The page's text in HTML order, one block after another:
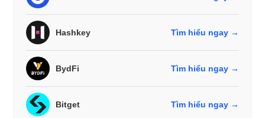
Hashkey Tìm hiểu ngay →
BydFi Tìm hiểu ngay →
Bitget Tìm hiểu ngay →